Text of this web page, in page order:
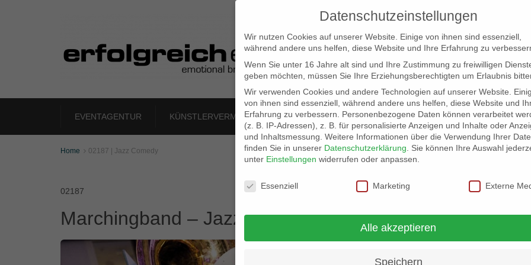
EVENTAGENTUR KÜNSTLERVERMITTLUNG LOCATION SCOUT ELB-LOCATION: PANORAMA
Home  02187 | Jazz Comedy
02187
Marchingband – Jazz und Comedy
Datenschutzeinstellungen
Wir nutzen Cookies auf unserer Website. Einige von ihnen sind essenziell,
während andere uns helfen, diese Website und Ihre Erfahrung zu
Wenn Sie unter 16 Jahre alt sind und Ihre Zustimmung zu freiwilligen
geben möchten, müssen Sie Ihre Erziehungsberechtigten um Erlaubnis
Wir verwenden Cookies und andere Technologien auf unserer Website.
von ihnen sind essenziell, während andere uns helfen, diese Website und
Erfahrung zu verbessern.
Personenbezogene Daten können verarbeitet
(z. B. IP-Adressen), z. B. für personalisierte Anzeigen und Inhalte oder
und Inhaltsmessung. Weitere Informationen über die Verwendung Ihrer
finden Sie in unserer Datenschutzerklärung
Sie können Ihre Auswahl
unter Einstellungen widerrufen oder anpassen.
Datenschutzeinstellungen
Essenziell Marketing Externe
Alle akzeptieren
Speichern